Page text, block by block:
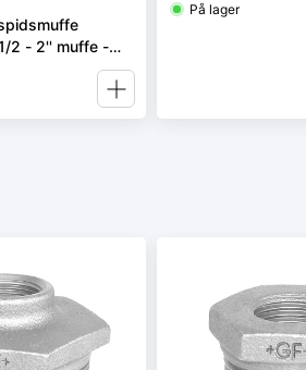
2 - 2'' muffe -
På lager